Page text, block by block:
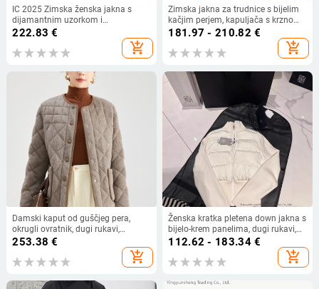
IC 2025 Zimska ženska jakna s
dijamantnim uzorkom i
kontrastnim ovratnikom, mješavina
222.83 €
add_shopping_cart
Zimska jakna za trudnice s bijelim
kačjim perjem, kapuljača s krznom
lisice (odvojiva), srednja duljina,
181.97 - 210.82 €
add_shopping_cart
Damski kaput od guščjeg pera,
okrugli ovratnik, dugi rukavi,
dijamantni karirani uzorak, zima
253.38 €
add_shopping_cart
Ženska kratka pletena down jakna s
bijelo-krem panelima, dugi rukavi,
gradski elegantan stil, zimska
112.62 - 183.34€
add_shopping_cart